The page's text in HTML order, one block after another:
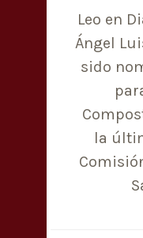
Leo en
Ángel
sido
la